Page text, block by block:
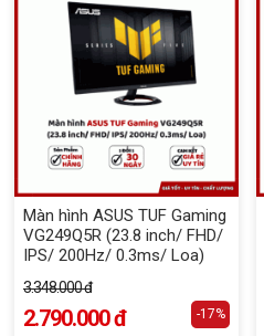
Màn hình ASUS TUF Gaming
VG249Q5R (23.8 inch/ FHD/
IPS/ 200Hz/ 0.3ms/ Loa)
3.348.000 đ
2.790.000 đ -17%